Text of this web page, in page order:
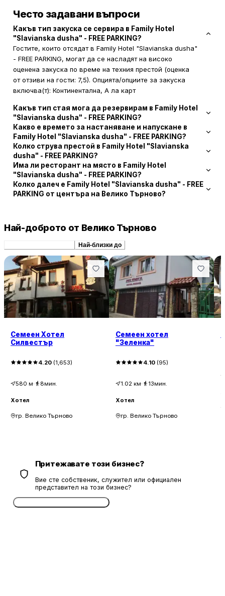
Често задавани въпроси
Какъв тип закуска се сервира в Family Hotel
"Slavianska dusha" - FREE PARKING?
Гостите, които отсядат в Family Hotel "Slavianska dusha"
- FREE PARKING, могат да се насладят на високо
оценена закуска по време на техния престой (оценка
от отзиви на гости: 7,5). Опцията/опциите за закуска
включва(т): Континентална, А ла карт
Какъв тип стая мога да резервирам в Family Hotel
"Slavianska dusha" - FREE PARKING?
Какво е времето за настаняване и напускане в
Family Hotel "Slavianska dusha" - FREE PARKING?
Колко струва престой в Family Hotel "Slavianska
dusha" - FREE PARKING?
Има ли ресторант на място в Family Hotel
"Slavianska dusha" - FREE PARKING?
Колко далеч е Family Hotel "Slavianska dusha" - FREE
PARKING от центъра на Велико Търново?
Най-доброто от Велико Търново
Най-близки до
Семеен Хотел
Силвестър
4.20 (1,653)
580 м· 8мин.
Хотел
гр. Велико Търново
Семеен хотел
"Зеленка"
4.10 (95)
1.02 км· 13мин.
Хотел
гр. Велико Търново
Притежавате този бизнес?
Вие сте собственик, служител или официален
представител на този бизнес?